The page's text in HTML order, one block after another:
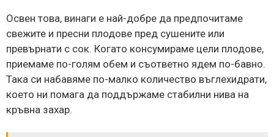
Освен това, винаги е най-добре да предпочитаме
свежите и пресни плодове пред сушените или
превърнати с сок. Когато консумираме цели плодове,
приемаме по-голям обем и съответно ядем по-бавно.
Така си набавяме по-малко количество въглехидрати,
което ни помага да поддържаме стабилни нива на
кръвна захар.